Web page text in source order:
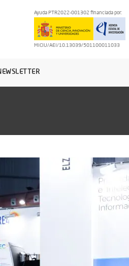
Ayuda PTR2022-001302 financiada por:
MICIU/AEI/10.13039/501100011033